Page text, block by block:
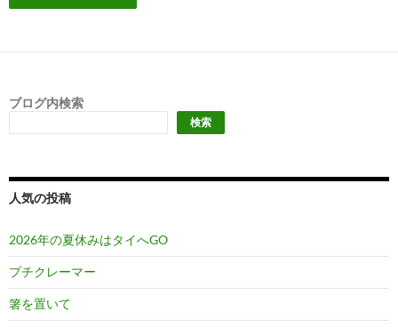
ブログ内検索
検索
人気の投稿
2026年の夏休みはタイへGO
プチクレーマー
箸を置いて